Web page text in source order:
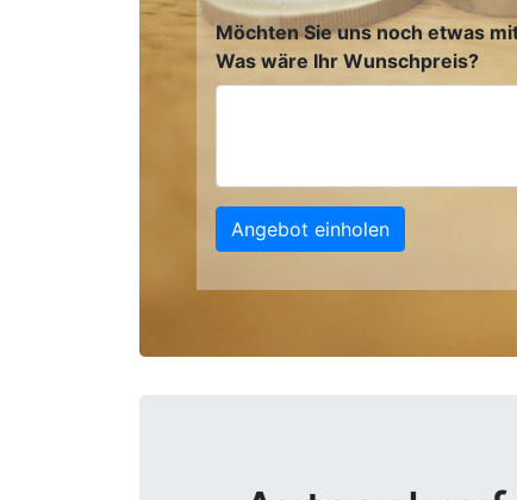
Möchten Sie uns noch etwas
Was wäre Ihr Wunschpreis?
Angebot einholen